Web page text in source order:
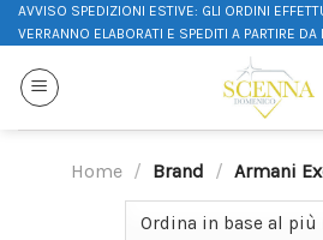
AVVISO SPEDIZIONI ESTIVE: GLI ORDINI
VERRANNO ELABORATI E SPEDITI A PARTIRE
Home / Brand / Armani